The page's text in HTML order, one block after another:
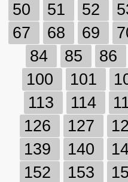
50
51 52
67
68 69
84
85 86
100
101
113
114
126
127
139
140
152
153